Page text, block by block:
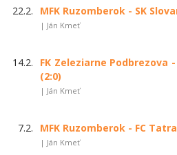
22.2. MFK Ruzomberok - SK
| Ján Kmeť
14.2.
FK Zeleziarne Podbrezova
(2:0)
| Ján Kmeť
7.2. MFK Ruzomberok - FC
| Ján Kmeť